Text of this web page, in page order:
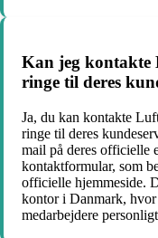
Kan jeg kontakte
ringe til deres
Ja, du kan kontakte
ringe til deres
mail på deres officielle
kontaktformular, som
officielle hjemmeside.
kontor i Danmark, hvor
medarbejdere